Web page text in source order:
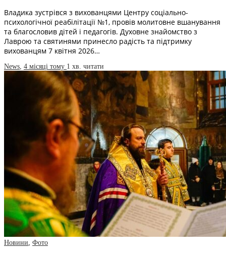
Владика зустрівся з вихованцями Центру соціально-
психологічної реабілітації №1, провів молитовне вшанування
та благословив дітей і педагогів. Духовне знайомство з
Лаврою та святинями принесло радість та підтримку
вихованцям 7 квітня 2026…
News 4 місяці тому 1 хв. читати
Новини Фото